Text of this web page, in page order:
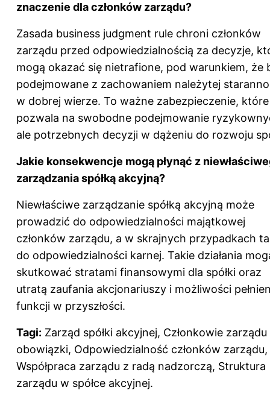
znaczenie dla członków zarządu?
Zasada business judgment rule chroni członków
zarządu przed odpowiedzialnością za decyzje,
mogą okazać się nietrafione, pod warunkiem, że
podejmowane z zachowaniem należytej
w dobrej wierze. To ważne zabezpieczenie, które
pozwala na swobodne podejmowanie
ale potrzebnych decyzji w dążeniu do rozwoju
Jakie konsekwencje mogą płynąć z
zarządzania spółką akcyjną?
Niewłaściwe zarządzanie spółką akcyjną może
prowadzić do odpowiedzialności majątkowej
członków zarządu, a w skrajnych przypadkach
do odpowiedzialności karnej. Takie działania
skutkować stratami finansowymi dla spółki oraz
utratą zaufania akcjonariuszy i możliwości
funkcji w przyszłości.
Tagi: Zarząd spółki akcyjnej, Członkowie
obowiązki, Odpowiedzialność członków zarządu,
Współpraca zarządu z radą nadzorczą, Struktura
zarządu w spółce akcyjnej.